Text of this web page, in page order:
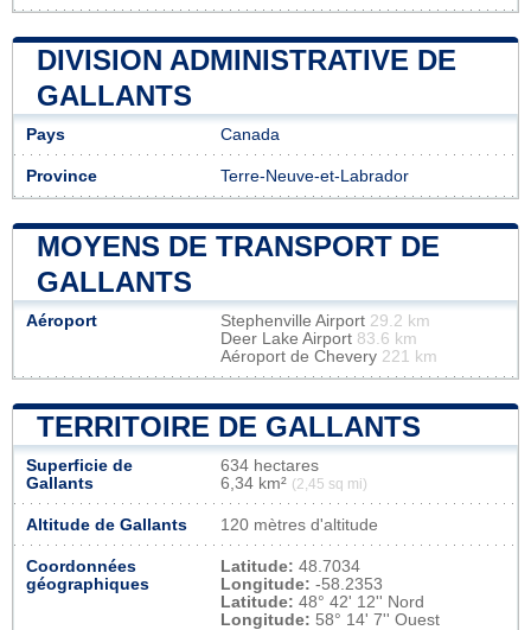
DIVISION ADMINISTRATIVE DE
GALLANTS
Pays Canada
Province Terre-Neuve-et-Labrador
MOYENS DE TRANSPORT DE
GALLANTS
Aéroport Stephenville Airport 29.2 km
Deer Lake Airport 83.6 km
Aéroport de Chevery 221 km
TERRITOIRE DE GALLANTS
Superficie de
Gallants
634 hectares
6,34 km² (2,45 sq mi)
Altitude de Gallants 120 mètres d'altitude
Coordonnées
géographiques
Latitude: 48.7034
Longitude: -58.2353
Latitude: 48° 42' 12'' Nord
Longitude: 58° 14' 7'' Ouest